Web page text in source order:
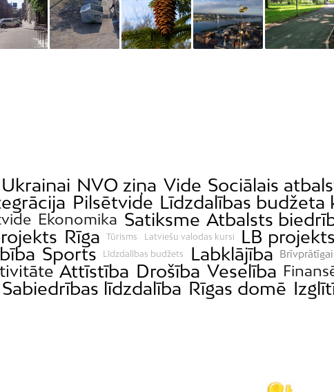
NVO ziņa Vide Sociālais
Pilsētvide Līdzdalības budžeta
Ekonomika Satiksme Atbalsts
Rīga Tūrisms Latviešu valodas kursi LB projekts
Sports Līdzdalības budžets Labklājība
Attīstība Drošība Veselība
Sabiedrības līdzdalība Rīgas domē